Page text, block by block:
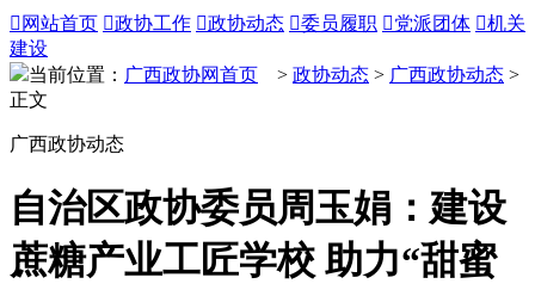
 网站首页 政协工作 政协动态 委员履职 党派团体 机关
建设
当前位置： 广西政协网首页 > 政协动态 > 广西政协动态 >
正文
广西政协动态
自治区政协委员周玉娟：建设
蔗糖产业工匠学校 助力“甜蜜